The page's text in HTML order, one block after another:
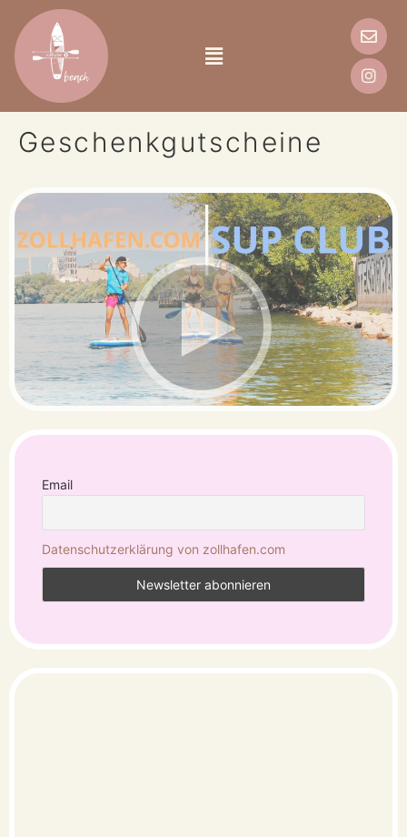
Geschenkgutscheine
Email
Datenschutzerklärung von zollhafen.com